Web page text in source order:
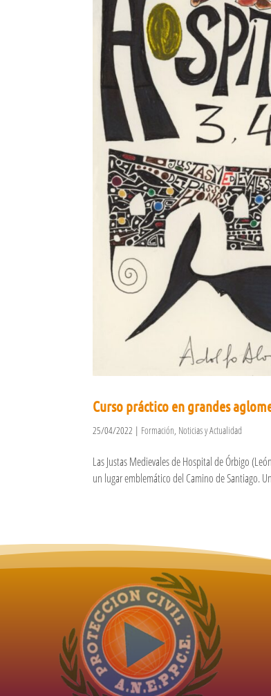
Curso práctico en grandes
25/04/2022 | Formación, Noticias y Actualidad
Las Justas Medievales de Hospital de Órbigo
un lugar emblemático del Camino de Santiago.